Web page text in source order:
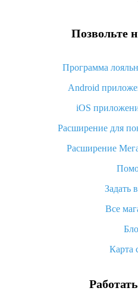
Что значит статус «Заказ
Что делать, если
Как узнать, куда
Вы отменили заказ на
Что такое баллы на
«AliExpress Standard
как его
Как покупать
Что делать, если не
Позвольте
Программа
Android
iOS
Расширение для
Расширение
Задать
Все
Карта